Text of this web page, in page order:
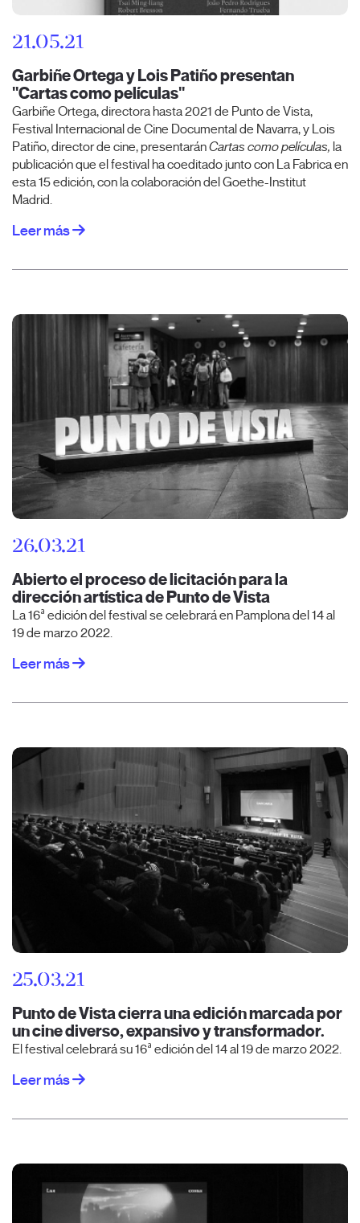
21.05.21
Garbiñe Ortega y Lois Patiño presentan
"Cartas como películas"
Garbiñe Ortega, directora hasta 2021 de Punto de Vista,
Festival Internacional de Cine Documental de Navarra, y Lois
Patiño, director de cine, presentaránCartas como películas, la
publicación que el festival ha coeditado junto con La Fabrica en
esta 15 edición, con la colaboración del Goethe-Institut
Madrid.
Leer más
26.03.21
Abierto el proceso de licitación para la
dirección artística de Punto de Vista
La 16ª edición del festival se celebrará en Pamplona del 14 al
19 de marzo 2022.
Leer más
25.03.21
Punto de Vista cierra una edición marcada por
un cine diverso, expansivo y transformador.
El festival celebrará su 16ª edición del 14 al 19 de marzo 2022.
Leer más